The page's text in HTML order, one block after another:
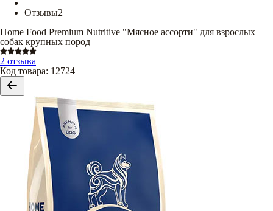
Отзывы2
Home Food Premium Nutritive "Мясное ассорти" для взрослых
собак крупных пород
2 отзыва
Код товара: 12724